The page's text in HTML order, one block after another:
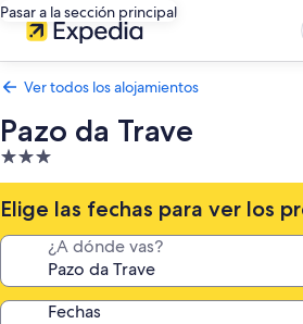
Pasar a la sección principal
Ver todos los alojamientos
Pazo da Trave
Alojamiento
de
3.0 estrellas
Elige las fechas para ver los
¿A dónde vas?
Fechas